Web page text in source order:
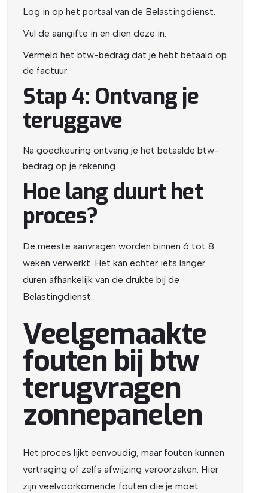
Log in op het portaal van de Belastingdienst.
Vul de aangifte in en dien deze in.
Vermeld het btw-bedrag dat je hebt betaald op
de factuur.
Stap 4: Ontvang je
teruggave
Na goedkeuring ontvang je het betaalde btw-
bedrag op je rekening.
Hoe lang duurt het
proces?
De meeste aanvragen worden binnen 6 tot 8
weken verwerkt. Het kan echter iets langer
duren afhankelijk van de drukte bij de
Belastingdienst.
Veelgemaakte
fouten bij btw
terugvragen
zonnepanelen
Het proces lijkt eenvoudig, maar fouten kunnen
vertraging of zelfs afwijzing veroorzaken. Hier
zijn veelvoorkomende fouten die je moet